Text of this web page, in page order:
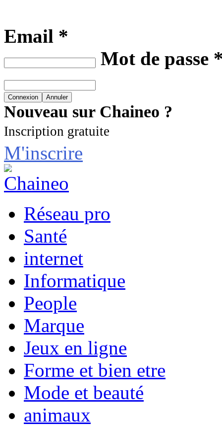
Email *
Mot de passe
Nouveau sur Chaineo ?
Inscription gratuite
M'inscrire
Réseau pro
Santé
internet
Informatique
People
Marque
Jeux en ligne
Forme et bien etre
Mode et beauté
animaux